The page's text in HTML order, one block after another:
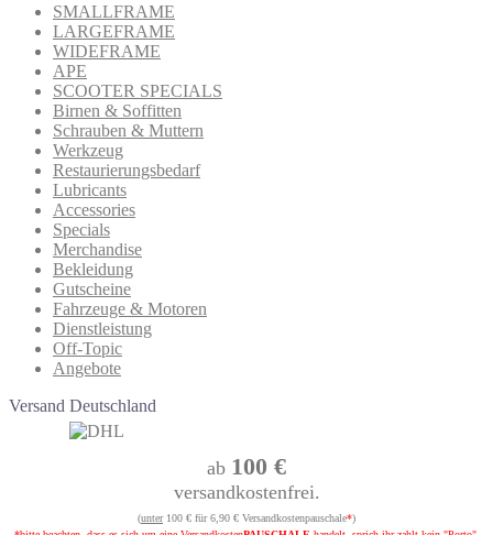
SMALLFRAME
LARGEFRAME
WIDEFRAME
APE
SCOOTER SPECIALS
Birnen & Soffitten
Schrauben & Muttern
Werkzeug
Restaurierungsbedarf
Lubricants
Accessories
Specials
Merchandise
Bekleidung
Gutscheine
Fahrzeuge & Motoren
Dienstleistung
Off-Topic
Angebote
Versand Deutschland
ab 100 €
versandkostenfrei.
(unter100 € für 6,90 € Versandkostenpauschale*)